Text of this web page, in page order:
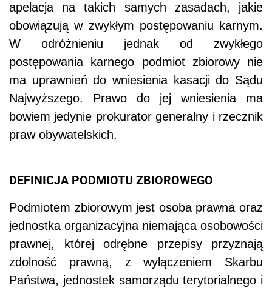
apelacja na takich samych zasadach, jakie
obowiązują w zwykłym postępowaniu karnym.
W odróżnieniu jednak od zwykłego
postępowania karnego podmiot zbiorowy nie
ma uprawnień do wniesienia kasacji do Sądu
Najwyższego. Prawo do jej wniesienia ma
bowiem jedynie prokurator generalny i rzecznik
praw obywatelskich.
DEFINICJA PODMIOTU ZBIOROWEGO
Podmiotem zbiorowym jest osoba prawna oraz
jednostka organizacyjna niemająca osobowości
prawnej, której odrębne przepisy przyznają
zdolność prawną, z wyłączeniem Skarbu
Państwa, jednostek samorządu terytorialnego i